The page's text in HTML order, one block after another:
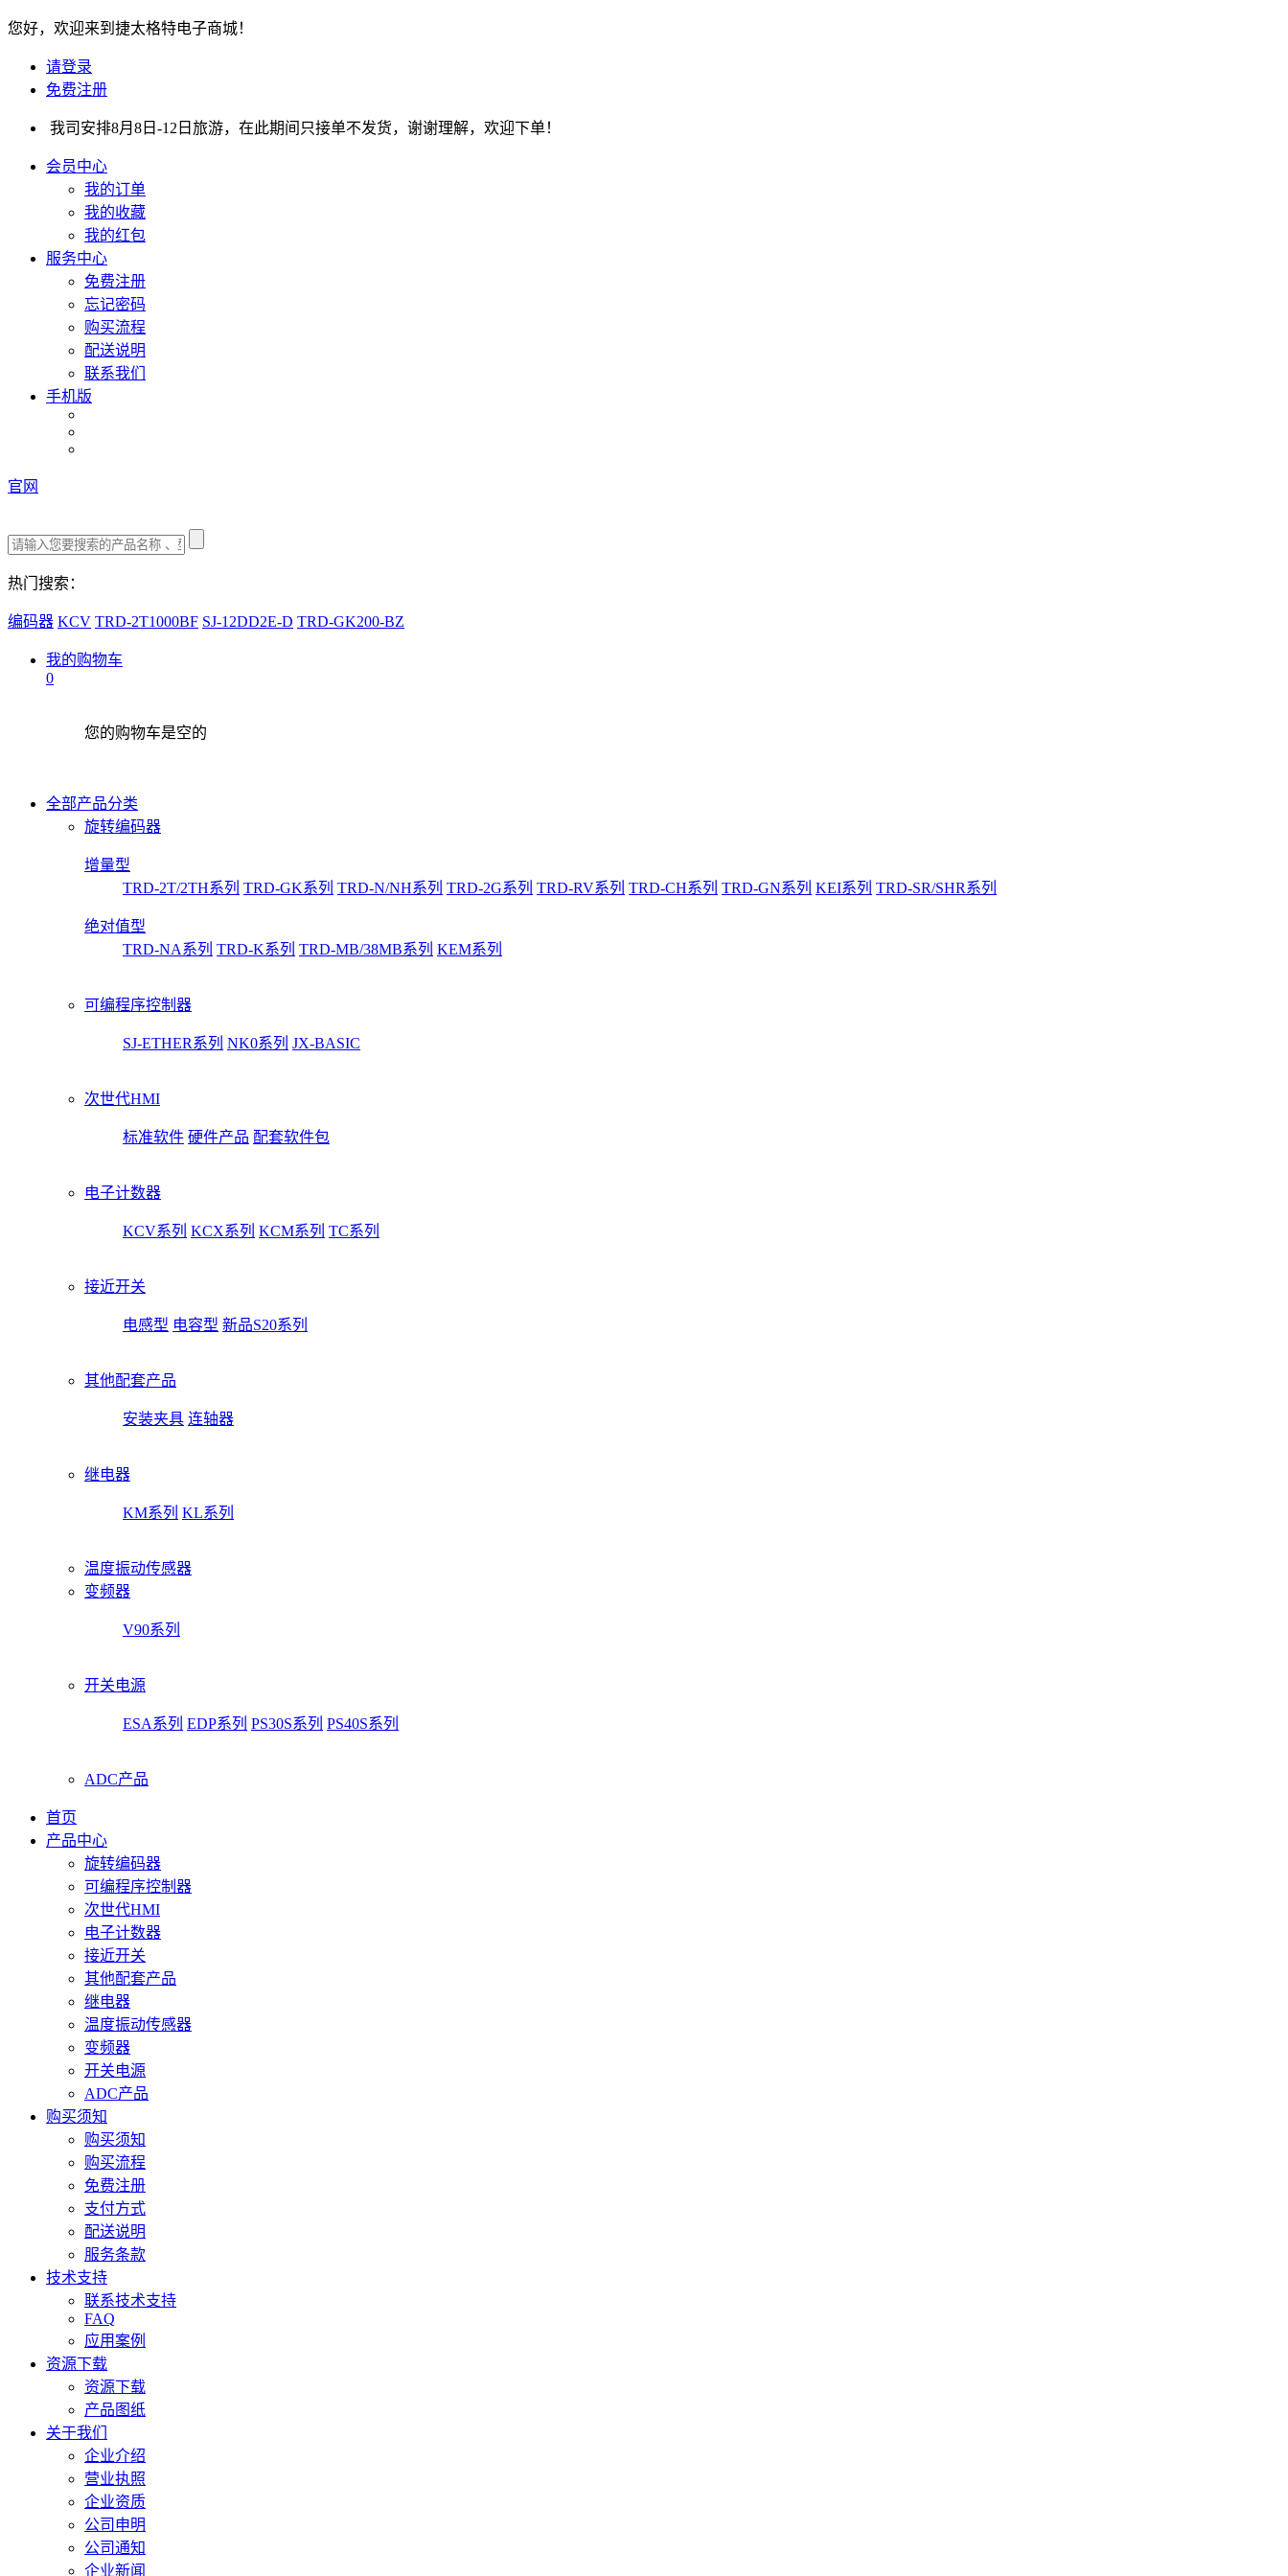
您好，欢迎来到捷太格特电子商城！
请登录
免费注册
我司安排8月8日-12日旅游，在此期间只接单不发货，谢谢理解，欢迎下单！
会员中心
我的订单
我的收藏
我的红包
服务中心
免费注册
忘记密码
购买流程
配送说明
联系我们
手机版
官网
热门搜索：
编码器 KCV TRD-2T1000BF SJ-12DD2E-D TRD-GK200-BZ
我的购物车
0
您的购物车是空的
全部产品分类
旋转编码器
增量型
TRD-2T/2TH系列 TRD-GK系列 TRD-N/NH系列 TRD-2G系列 TRD-RV系列 TRD-CH系列 TRD-GN系列 KEI系列 TRD-SR/SHR系列
绝对值型
TRD-NA系列 TRD-K系列 TRD-MB/38MB系列 KEM系列
可编程序控制器
SJ-ETHER系列 NK0系列 JX-BASIC
次世代HMI
标准软件 硬件产品 配套软件包
电子计数器
KCV系列 KCX系列 KCM系列 TC系列
接近开关
电感型 电容型 新品S20系列
其他配套产品
安装夹具 连轴器
继电器
KM系列 KL系列
温度振动传感器
变频器
V90系列
开关电源
ESA系列 EDP系列 PS30S系列 PS40S系列
ADC产品
首页
产品中心
旋转编码器
可编程序控制器
次世代HMI
电子计数器
接近开关
其他配套产品
继电器
温度振动传感器
变频器
开关电源
ADC产品
购买须知
购买须知
购买流程
免费注册
支付方式
配送说明
服务条款
技术支持
联系技术支持
FAQ
应用案例
资源下载
资源下载
产品图纸
关于我们
企业介绍
营业执照
企业资质
公司申明
公司通知
企业新闻